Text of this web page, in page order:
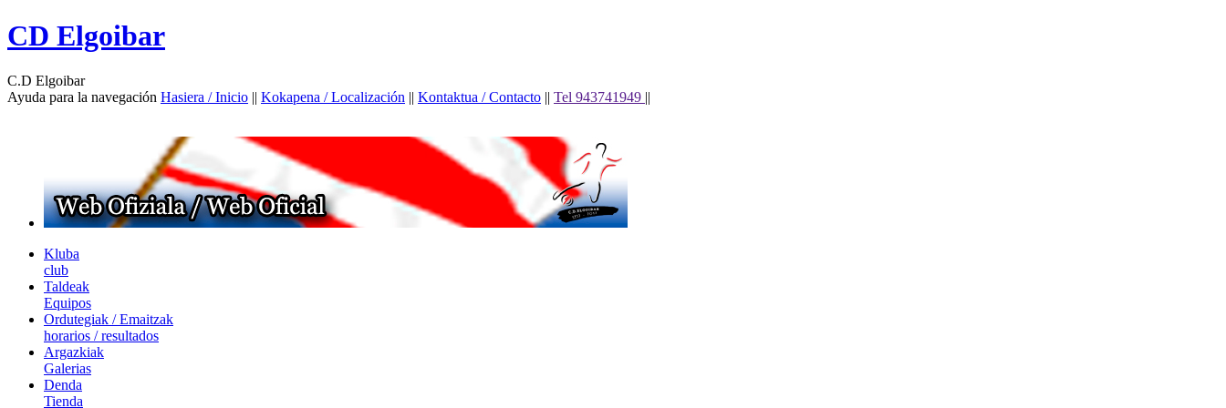
CD Elgoibar
C.D Elgoibar
Ayuda para la navegación Hasiera / Inicio || Kokapena / Localización || Kontaktua / Contacto || Tel 943741949 ||
Kluba
club
Taldeak
Equipos
Ordutegiak / Emaitzak
horarios / resultados
Argazkiak
Galerias
Denda
Tienda